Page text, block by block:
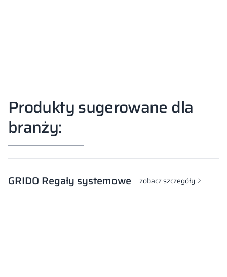
Produkty sugerowane dla
branży:
GRIDO Regały systemowe zobacz szczegóły